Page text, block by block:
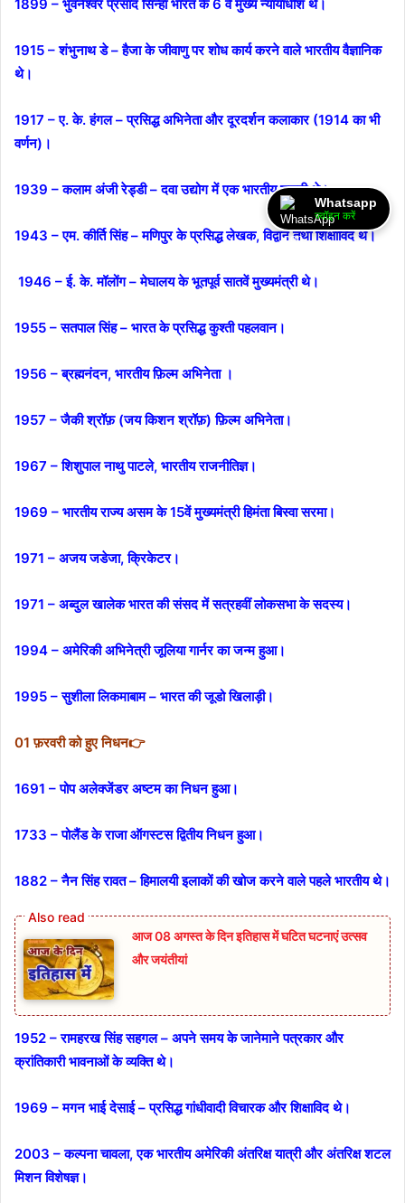
1899 – भुवनेश्वर प्रसाद सिन्हा भारत के 6 वें मुख्य न्यायाधीश थे।
1915 – शंभुनाथ डे – हैजा के जीवाणु पर शोध कार्य करने वाले भारतीय वैज्ञानिक
थे।
1917 – ए. के. हंगल – प्रसिद्ध अभिनेता और दूरदर्शन कलाकार (1914 का भी
वर्णन)।
1939 – कलाम अंजी रेड्डी – दवा उद्योग में एक भारतीय उद्यमी थे।
1943 – एम. कीर्ति सिंह – मणिपुर के प्रसिद्ध लेखक, विद्वान तथा शिक्षाविद थे।
1946 – ई. के. मॉलोंग – मेघालय के भूतपूर्व सातवें मुख्यमंत्री थे।
1955 – सतपाल सिंह – भारत के प्रसिद्ध कुश्ती पहलवान।
1956 – ब्रह्मनंदन, भारतीय फ़िल्म अभिनेता ।
1957 – जैकी श्रॉफ़ (जय किशन श्रॉफ़) फ़िल्म अभिनेता।
1967 – शिशुपाल नाथु पाटले, भारतीय राजनीतिज्ञ।
1969 – भारतीय राज्य असम के 15वें मुख्यमंत्री हिमंता बिस्वा सरमा।
1971 – अजय जडेजा, क्रिकेटर।
1971 – अब्दुल खालेक भारत की संसद में सत्रहवीं लोकसभा के सदस्य।
1994 – अमेरिकी अभिनेत्री जूलिया गार्नर का जन्म हुआ।
1995 – सुशीला लिकमाबाम – भारत की जूडो खिलाड़ी।
01 फ़रवरी को हुए निधन👉
1691 – पोप अलेक्जेंडर अष्टम का निधन हुआ।
1733 – पोलैंड के राजा ऑगस्टस द्वितीय निधन हुआ।
1882 – नैन सिंह रावत – हिमालयी इलाकों की खोज करने वाले पहले भारतीय थे।
आज 08 अगस्त के दिन इतिहास में घटित घटनाएं उत्सव
और जयंतीयां
1952 – रामहरख सिंह सहगल – अपने समय के जानेमाने पत्रकार और
क्रांतिकारी भावनाओं के व्यक्ति थे।
1969 – मगन भाई देसाई – प्रसिद्ध गांधीवादी विचारक और शिक्षाविद थे।
2003 – कल्पना चावला, एक भारतीय अमेरिकी अंतरिक्ष यात्री और अंतरिक्ष शटल
मिशन विशेषज्ञ।
Whatsapp
ज्वॉइन करें